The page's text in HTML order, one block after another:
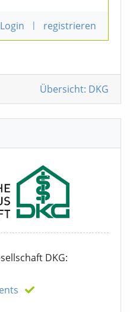
Login | registrieren
Übersicht: DKG
DKG: